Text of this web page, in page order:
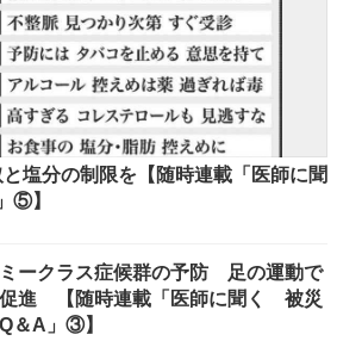
塩分の制限を【随時連載「医師に聞
⑤】
ークラス症候群の予防 足の運動で
促進 【随時連載「医師に聞く 被災
＆A」③】